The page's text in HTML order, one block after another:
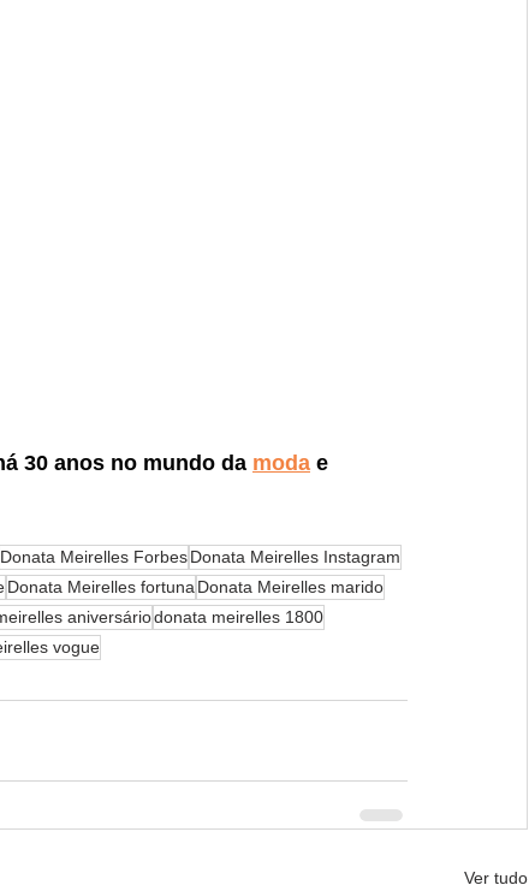
30 anos no mundo da moda e
Donata Meirelles ForbesDonata Meirelles Instagram
Donata Meirelles fortuna Donata Meirelles marido
aniversáriodonata meirelles 1800
vogue
Ver tudo